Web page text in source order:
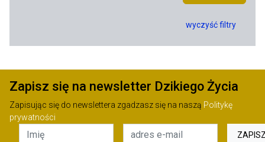
wyczyść filtry
Zapisz się na newsletter Dzikiego Życia
Zapisując się do newslettera zgadzasz się na naszą Politykę
prywatności